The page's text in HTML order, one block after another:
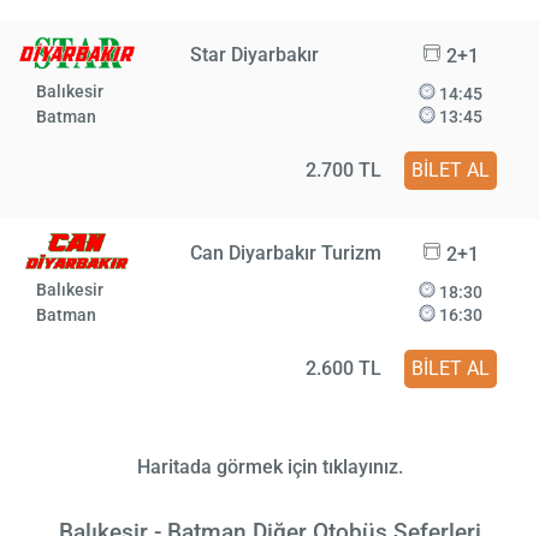
Star Diyarbakır 2+1
Balıkesir
Batman
14:45
13:45
2.700 TL BİLET AL
Can Diyarbakır Turizm 2+1
Balıkesir
Batman
18:30
16:30
2.600 TL BİLET AL
Haritada görmek için tıklayınız.